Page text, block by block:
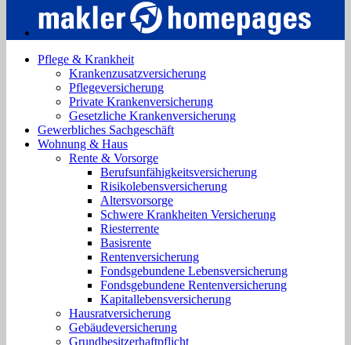
Pflege & Krankheit
Krankenzusatzversicherung
Pflegeversicherung
Private Krankenversicherung
Gesetzliche Krankenversicherung
Gewerbliches Sachgeschäft
Wohnung & Haus
Rente & Vorsorge
Berufs­unfähigkeitsversicherung
Risikolebensversicherung
Altersvorsorge
Schwere Krankheiten Versicherung
Riesterrente
Basisrente
Rentenversicherung
Fondsgebundene Lebensversicherung
Fondsgebundene Rentenversicherung
Kapitallebensversicherung
Hausratversicherung
Gebäudeversicherung
Grundbesitzerhaftpflicht